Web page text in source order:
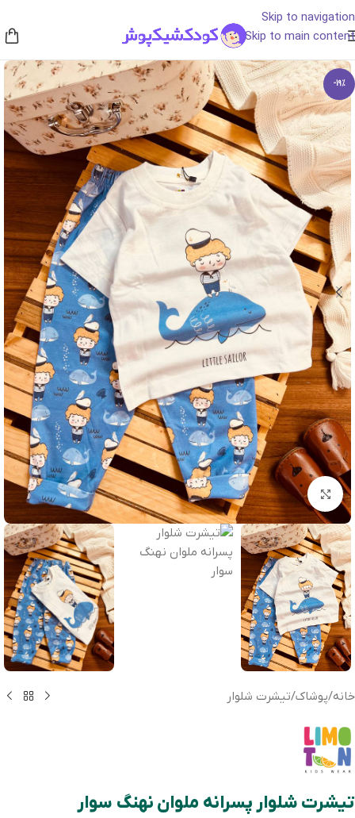
Skip to navigation
Skip to main content
-19%
بزرگنمایی تصویر
خانه/پوشاک/تیشرت شلوار
تیشرت شلوار پسرانه ملوان نهنگ سوار